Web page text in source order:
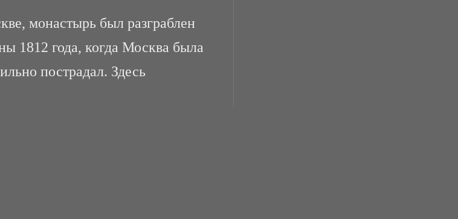
монастырь был разграблен
1812 года, когда Москва была
пострадал. Здесь